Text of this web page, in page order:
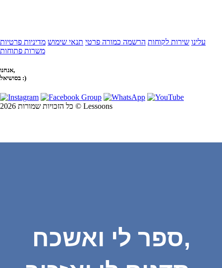
עלינו שירות לקוחות הרשמה כמורה פרטי תנאי שימוש מדיניות פרטיות
משרות פתוחות
אנחנו,
בסושיאל :)
כל הזכויות שמורות 2026 © Lessoons
ספר לי ואשכח,